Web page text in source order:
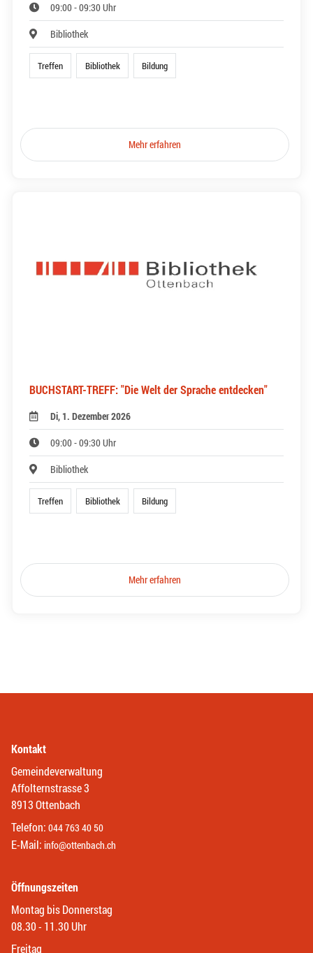
09:00 - 09:30 Uhr
Bibliothek
Treffen Bibliothek Bildung
Mehr erfahren
BUCHSTART-TREFF: "Die Welt der Sprache entdecken"
Di, 1. Dezember 2026
09:00 - 09:30 Uhr
Bibliothek
Treffen Bibliothek Bildung
Mehr erfahren
Kontakt
Gemeindeverwaltung
Affolternstrasse 3
8913 Ottenbach
Telefon: 044 763 40 50
E-Mail: info@ottenbach.ch
Öffnungszeiten
Montag bis Donnerstag
08.30 - 11.30 Uhr
Freitag